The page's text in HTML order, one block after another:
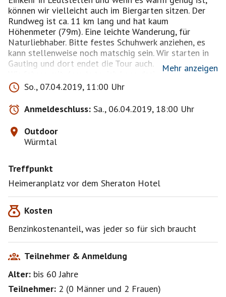
können wir vielleicht auch im Biergarten sitzen. Der
Rundweg ist ca. 11 km lang und hat kaum
Höhenmeter (79m). Eine leichte Wanderung, für
Naturliebhaber. Bitte festes Schuhwerk anziehen, es
kann stellenweise noch matschig sein. Wir starten in
Gauting und dort endet die Tour auch.
Mitfahrgelegenheiten anbieten.
https://www.outdooractive.com/de/wanderung/starnb
erger-fuenf-seen-land/starnberger-fuenf-seen-land-
wuermtal-rundwanderung/102555365/#dmdtab=oax-
tab3
dass nur bestätigte Teilnehmer mitkommen können.
Unangemeldete müssen damit rechnen, wieder nach
Hause geschickt
Haftung meinerseits für Unfälle jeglicher Art ist
ausgeschlossen und wird durch die Teilnahme
bestätigt.
Mehr anzeigen
So., 07.04.2019, 11:00 Uhr
Anmeldeschluss: Sa., 06.04.2019, 18:00 Uhr
Outdoor
Würmtal
Treffpunkt
Heimeranplatz vor dem Sheraton Hotel
Kosten
Benzinkostenanteil, was jeder so für sich braucht
Teilnehmer & Anmeldung
Alter: bis 60Jahre
Teilnehmer: 2 (0 Männer und 2 Frauen)